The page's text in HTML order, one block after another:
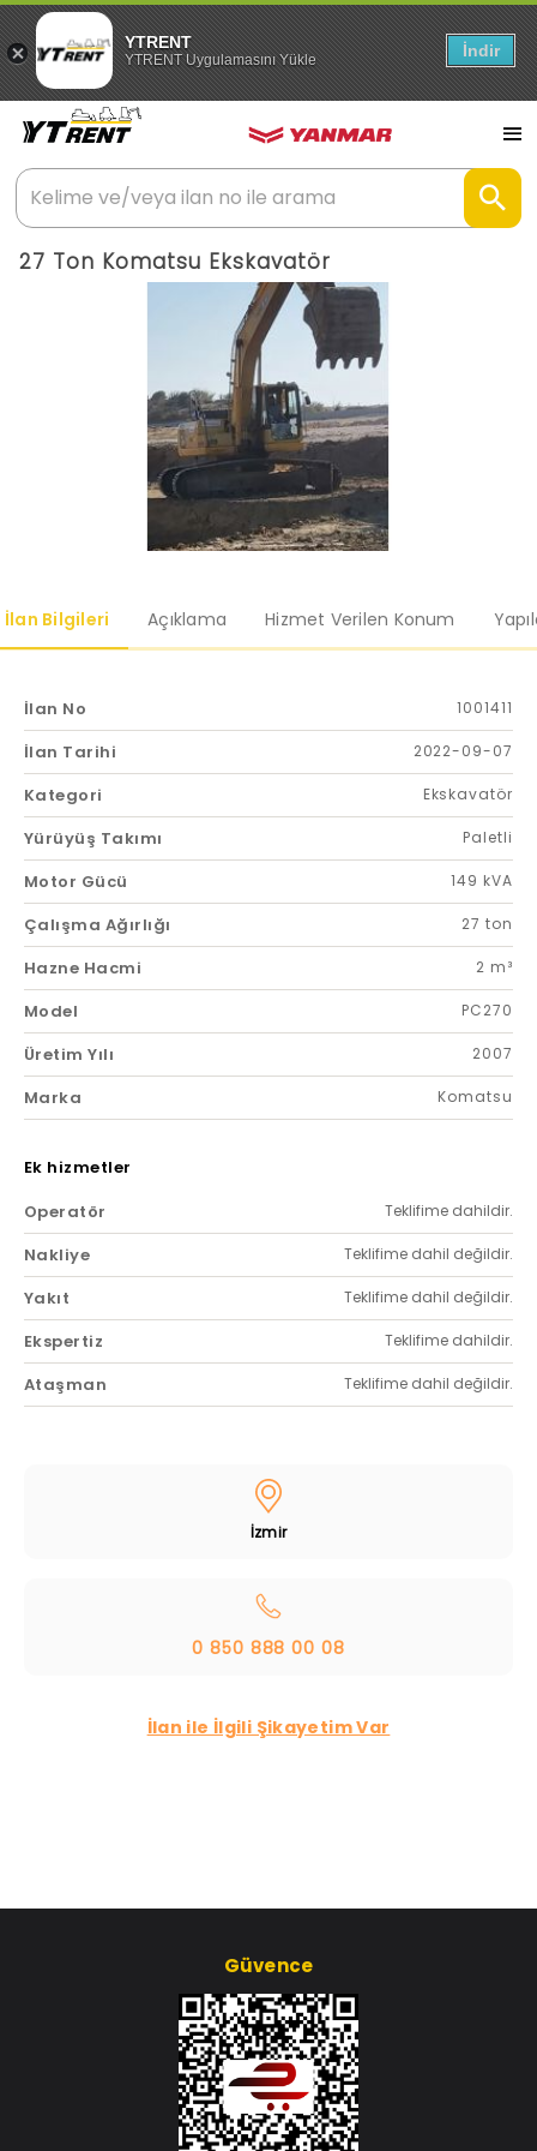
YTRENT
YTRENT Uygulamasını Yükle İndir
27 Ton Komatsu Ekskavatör
İlan Bilgileri Açıklama Hizmet Verilen Konum
İlan No 1001411
İlan Tarihi 2022-09-07
Kategori Ekskavatör
Yürüyüş Takımı Paletli
Motor Gücü 149 kVA
Çalışma Ağırlığı 27 ton
Hazne Hacmi 2 m³
Model PC270
Üretim Yılı 2007
Marka Komatsu
Ek hizmetler
Operatör
Teklifime dahildir.
Nakliye Teklifime dahil değildir.
Yakıt Teklifime dahil değildir.
Ekspertiz Teklifime dahildir.
Ataşman Teklifime dahil değildir.
İzmir
0 850 888 00 08
İlan ile İlgili Şikayetim Var
Güvence